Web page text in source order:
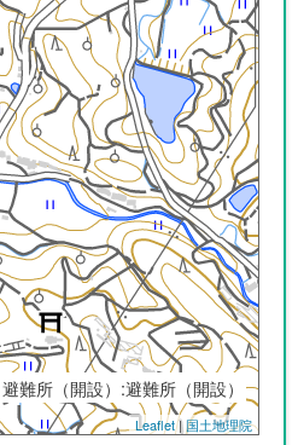
避難所（開設）:避難所（開設）
Leaflet|国土地理院